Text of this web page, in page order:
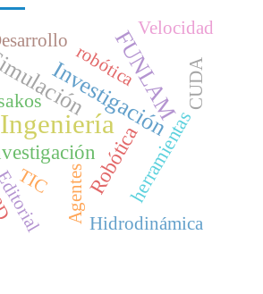
Ingeniería
Investigación
FUNLAM
Robóticaherramientas
Agentes Hidrodinámica
robótica
Velocidad
CUDA
TIC